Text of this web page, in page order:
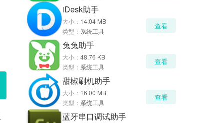
iDesk助手
大小： 14.04 MB
类型： 系统工具
查看
兔兔助手
大小： 48.76 KB
类型： 系统工具
查看
甜椒刷机助手
大小： 16.00 MB
类型： 系统工具
查看
蓝牙串口调试助手